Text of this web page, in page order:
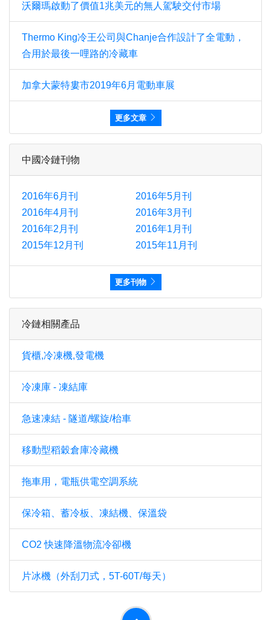
沃爾瑪啟動了價值1兆美元的無人駕駛交付市場
Thermo King冷王公司與Chanje合作設計了全電動，
合用於最後一哩路的冷藏車
加拿大蒙特婁市2019年6月電動車展
更多文章
中國冷鏈刊物
2016年6月刊
2016年5月刊
2016年4月刊
2016年3月刊
2016年2月刊
2016年1月刊
2015年12月刊
2015年11月刊
更多刊物
冷鏈相關產品
貨櫃,冷凍機,發電機
冷凍庫 - 凍結庫
急速凍結 - 隧道/螺旋/枱車
移動型稻穀倉庫冷藏機
拖車用，電瓶供電空調系統
保冷箱、蓄冷板、凍結機、保溫袋
CO2 快速降溫物流冷卻機
片冰機（外刮刀式，5T-60T/每天）